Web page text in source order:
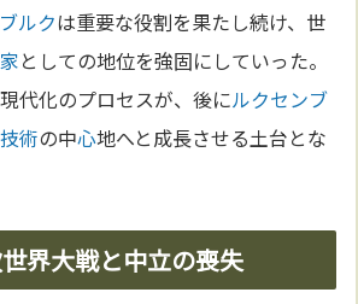
ルクは重要な役割を果たし続け、世
としての地位を強固にしていった。
代化のプロセスが、後にルクセンブ
技術の中心地へと成長させる土台とな
界大戦と中立の喪失